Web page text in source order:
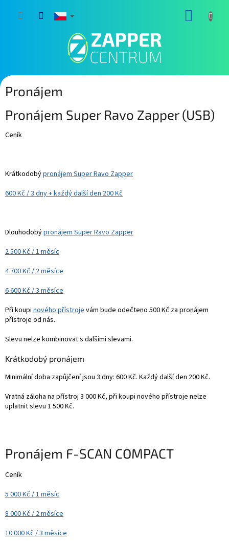
Pronájem
Pronájem Super Ravo Zapper (USB)
Ceník
Krátkodobýpronájem Super Ravo Zapper
600 Kč / 3 dny + každý další den 200 Kč
Dlouhodobýpronájem Super Ravo Zapper
2 500 Kč / 1 měsíc
4 700 Kč / 2 měsíce
6 600 Kč / 3 měsíce
Při koupi nového přístrojevám bude odečteno 500 Kč za pronájem
přístroje od nás.
Slevu nelze kombinovat s dalšími slevami.
Krátkodobý pronájem
Minimální doba zapůjčení jsou 3 dny: 600 Kč. Každý další den 200 Kč.
Vratná záloha na přístroj 3 000 Kč, při koupi nového přístroje nelze
uplatnit slevu 1 500 Kč.
Pronájem F-SCAN COMPACT
Ceník
5 000 Kč / 1 měsíc
8 000 Kč / 2 měsíce
10 000 Kč / 3 měsíce